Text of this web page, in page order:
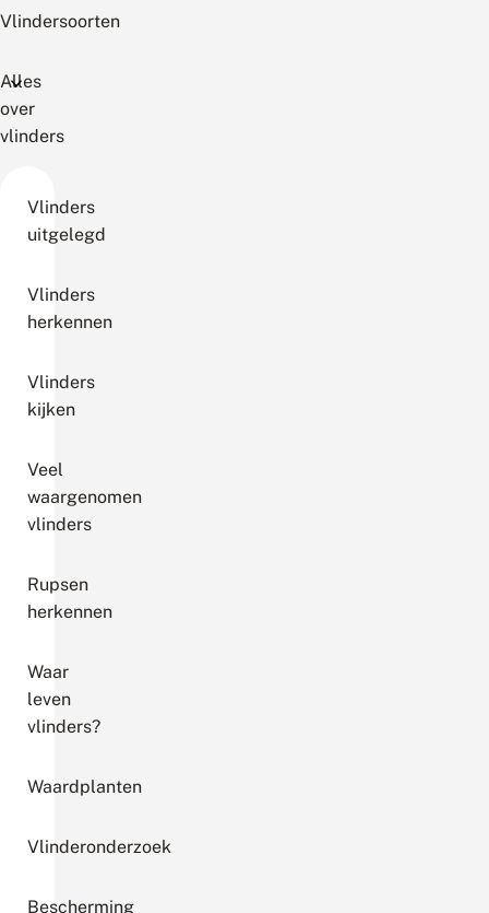
Vlindersoorten
Alles
over
vlinders
Vlinders
uitgelegd
Vlinders
herkennen
Vlinders
kijken
Veel
waargenomen
vlinders
Rupsen
herkennen
Waar
leven
vlinders?
Waardplanten
Vlinderonderzoek
Bescherming